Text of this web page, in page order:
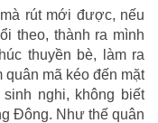
rút mới được, nếu
theo, thành ra mình
thuyền bè, làm ra
mã kéo đến mặt
nghi, không biết
Đông. Như thế quân